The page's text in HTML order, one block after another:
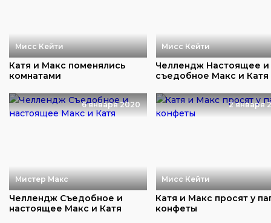
Мисс Кейти
Катя и Макс поменялись
комнатами
Мисс Кейти
Челлендж Настоящее и
съедобное Макс и Катя
6 января 2020
Мистер Макс
Челлендж Съедобное и
настоящее Макс и Катя
2 января
Мисс Кейти
Катя и Макс просят у
конфеты